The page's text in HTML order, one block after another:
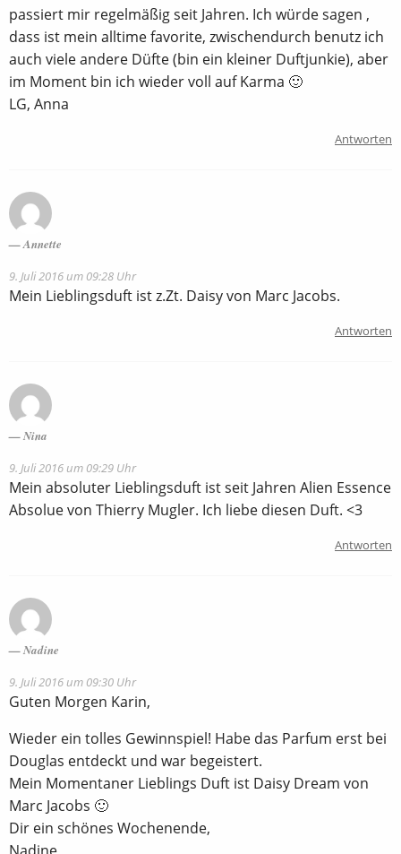
passiert mir regelmäßig seit Jahren. Ich würde sagen ,
dass ist mein alltime favorite, zwischendurch benutz ich
auch viele andere Düfte (bin ein kleiner Duftjunkie), aber
im Moment bin ich wieder voll auf Karma 🙂
LG, Anna
Antworten
Annette
9. Juli 2016 um 09:28 Uhr
Mein Lieblingsduft ist z.Zt. Daisy von Marc Jacobs.
Antworten
Nina
9. Juli 2016 um 09:29 Uhr
Mein absoluter Lieblingsduft ist seit Jahren Alien Essence
Absolue von Thierry Mugler. Ich liebe diesen Duft. <3
Antworten
Nadine
9. Juli 2016 um 09:30 Uhr
Guten Morgen Karin,
Wieder ein tolles Gewinnspiel! Habe das Parfum erst bei
Douglas entdeckt und war begeistert.
Mein Momentaner Lieblings Duft ist Daisy Dream von
Marc Jacobs 🙂
Dir ein schönes Wochenende,